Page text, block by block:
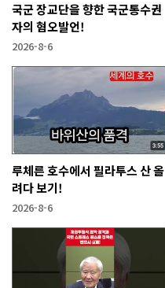
국군 장교단을 향한 국군통수권
자의 혐오발언!
2026-8-6
루체른 호수에서 필라투스 산 올
려다 보기!
2026-8-6